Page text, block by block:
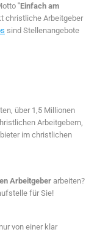
"Einfach am
christliche Arbeitgeber
sind Stellenangebote
über 1,5 Millionen
Arbeitgebern,
im christlichen
Arbeitgeber arbeiten?
für Sie!
von einer klar